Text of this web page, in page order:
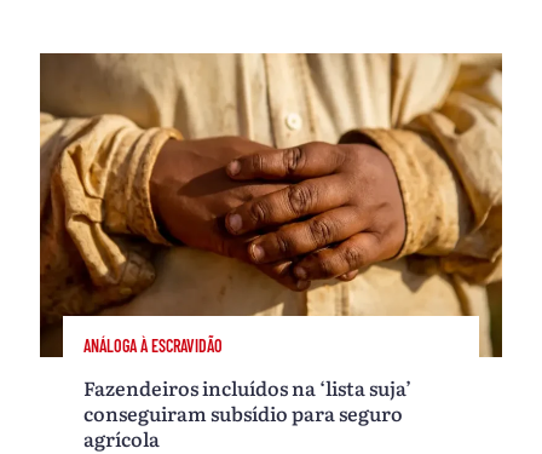
ANÁLOGA À ESCRAVIDÃO
Fazendeiros incluídos na ‘lista suja’
conseguiram subsídio para seguro
agrícola